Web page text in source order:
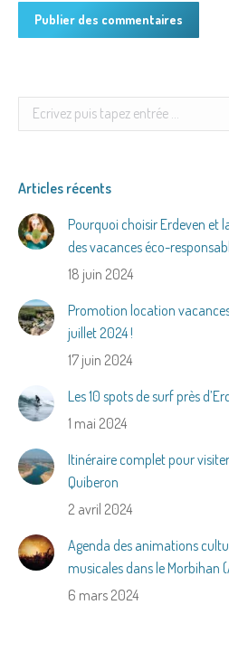
Publier des commentaires
Search:
Articles récents
Pourquoi choisir Erdeven et
des vacances éco-
18 juin 2024
Promotion location
juillet 2024 !
17 juin 2024
Les 10 spots de surf près
1 mai 2024
Itinéraire complet pour
Quiberon
2 avril 2024
Agenda des animations
musicales dans le Morbihan
6 mars 2024